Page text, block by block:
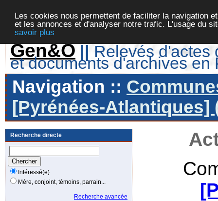
Les cookies nous permettent de faciliter la navigation
et les annonces et d'analyser notre trafic. L'usage du
savoir plus
Gen&O || Relevés d'actes
et documents d'archives en
Navigation ::
[Pyrénées-Atlantiques]
Recherche directe
Intéressé(e)
Mère, conjoint, témoins, parrain...
Recherche avancée